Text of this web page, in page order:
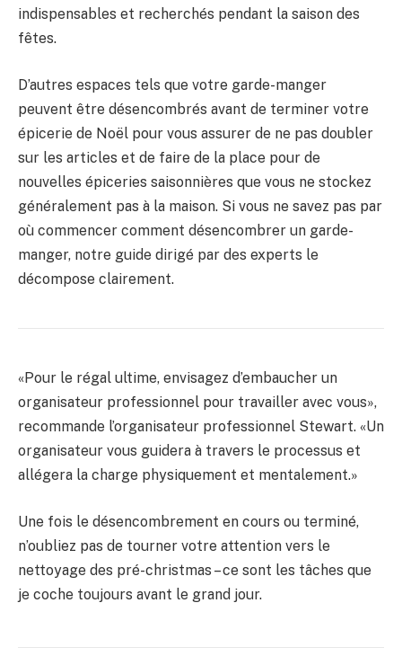
indispensables et recherchés pendant la saison des
fêtes.
D’autres espaces tels que votre garde-manger
peuvent être désencombrés avant de terminer votre
épicerie de Noël pour vous assurer de ne pas doubler
sur les articles et de faire de la place pour de
nouvelles épiceries saisonnières que vous ne stockez
généralement pas à la maison. Si vous ne savez pas par
où commencer comment désencombrer un garde-
manger, notre guide dirigé par des experts le
décompose clairement.
«Pour le régal ultime, envisagez d’embaucher un
organisateur professionnel pour travailler avec vous»,
recommande l’organisateur professionnel Stewart. «Un
organisateur vous guidera à travers le processus et
allégera la charge physiquement et mentalement.»
Une fois le désencombrement en cours ou terminé,
n’oubliez pas de tourner votre attention vers le
nettoyage des pré-christmas – ce sont les tâches que
je coche toujours avant le grand jour.